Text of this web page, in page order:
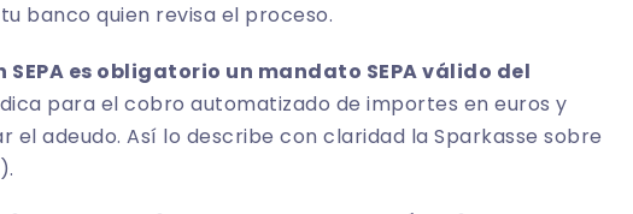
banco quien revisa el proceso.
es obligatorio un mandato SEPA válido del
para el cobro automatizado de importes en euros y
adeudo. Así lo describe con claridad la Sparkasse sobre
.